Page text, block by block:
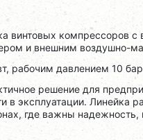
винтовых компрессоров
и внешним воздушно-
рабочим давлением 10
решение для
в эксплуатации. Линейка
где важны